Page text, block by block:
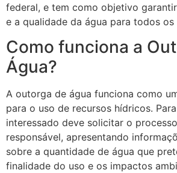
federal, e tem como objetivo
e a qualidade da água para todos os
Como funciona a
Água?
A outorga de água funciona como
para o uso de recursos hídricos.
interessado deve solicitar o
responsável, apresentando
sobre a quantidade de água que
finalidade do uso e os impactos